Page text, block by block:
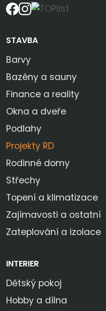
STAVBA
Barvy
Bazény a sauny
Finance a reality
Okna a dveře
Podlahy
Projekty RD
Rodinné domy
Střechy
Topení a klimatizace
Zajímavosti a ostatní
Zateplování a izolace
INTERIER
Dětský pokoj
Hobby a dílna